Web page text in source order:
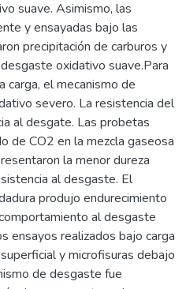
suave. Asimismo, las
y ensayadas bajo las
precipitación de carburos y
oxidativo suave.Para
carga, el mecanismo de
severo. La resistencia del
al desgate. Las probetas
de CO2 en la mezcla gaseosa
la menor dureza
al desgaste. El
produjo endurecimiento
al desgaste
ensayos realizados bajo carga
y microfisuras debajo
de desgaste fue